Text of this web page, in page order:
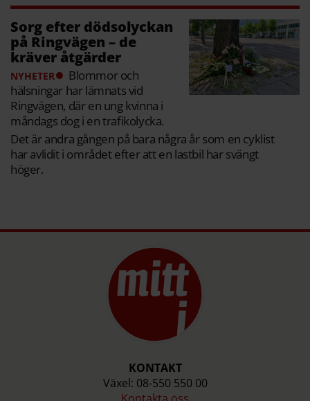
Sorg efter dödsolyckan
på Ringvägen – de
kräver åtgärder
NYHETER
Blommor och
hälsningar har lämnats vid
Ringvägen, där en ung kvinna i
måndags dog i en trafikolycka.
Det är andra gången på bara några år som en cyklist
har avlidit i området efter att en lastbil har svängt
höger.
KONTAKT
Växel: 08-550 550 00